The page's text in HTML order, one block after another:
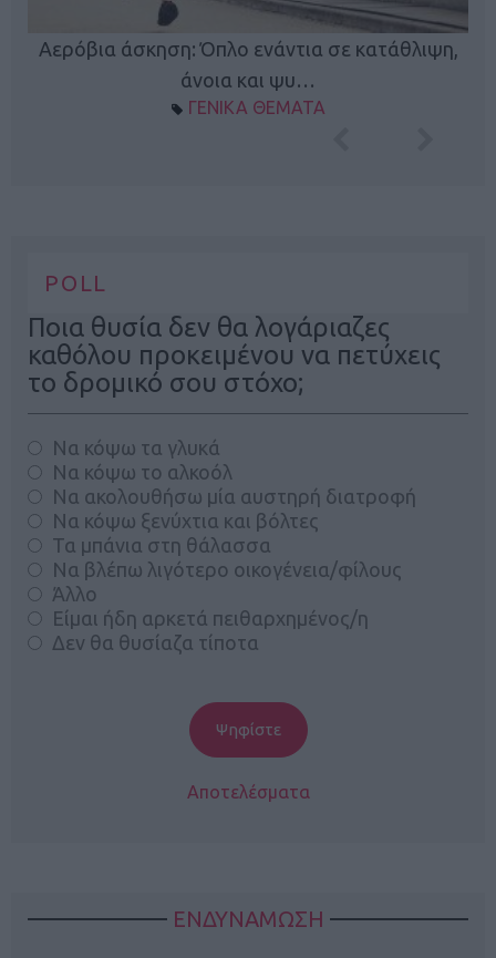
Αερόβια άσκηση: Όπλο ενάντια σε κατάθλιψη,
άνοια και ψυ…
ΓΕΝΙΚΑ ΘΕΜΑΤΑ
POLL
Ποια θυσία δεν θα λογάριαζες
καθόλου προκειμένου να πετύχεις
το δρομικό σου στόχο;
Να κόψω τα γλυκά
Να κόψω το αλκοόλ
Να ακολουθήσω μία αυστηρή διατροφή
Να κόψω ξενύχτια και βόλτες
Τα μπάνια στη θάλασσα
Να βλέπω λιγότερο οικογένεια/φίλους
Άλλο
Είμαι ήδη αρκετά πειθαρχημένος/η
Δεν θα θυσίαζα τίποτα
Αποτελέσματα
ΕΝΔΥΝΑΜΩΣΗ